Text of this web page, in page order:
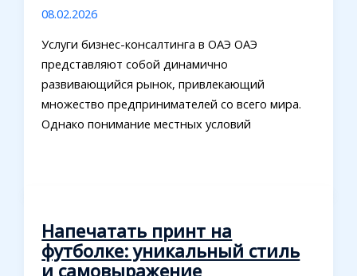
08.02.2026
Услуги бизнес-консалтинга в ОАЭ ОАЭ
представляют собой динамично
развивающийся рынок, привлекающий
множество предпринимателей со всего мира.
Однако понимание местных условий
Напечатать принт на
футболке: уникальный стиль
и самовыражение